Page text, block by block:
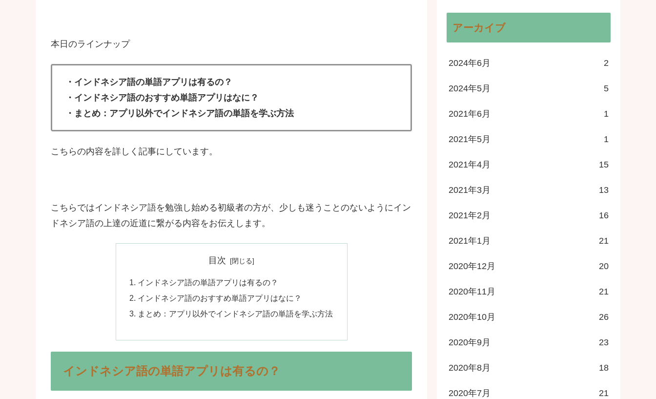
本日のラインナップ
・インドネシア語の単語アプリは有るの？
・インドネシア語のおすすめ単語アプリはなに？
・まとめ：アプリ以外でインドネシア語の単語を学ぶ方法
こちらの内容を詳しく記事にしています。
こちらではインドネシア語を勉強し始める初級者の方が、少しも迷うことのないようにイン
ドネシア語の上達の近道に繋がる内容をお伝えします。
目次
インドネシア語の単語アプリは有るの？
インドネシア語のおすすめ単語アプリはなに？
まとめ：アプリ以外でインドネシア語の単語を学ぶ方法
インドネシア語の単語アプリは有るの？
アーカイブ
2024年6月 2
2024年5月 5
2021年6月 1
2021年5月 1
2021年4月 15
2021年3月 13
2021年2月 16
2021年1月 21
2020年12月 20
2020年11月 21
2020年10月 26
2020年9月 23
2020年8月 18
2020年7月 21